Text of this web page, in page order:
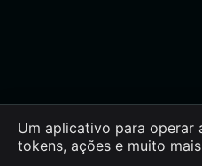
Um aplicativo para operar
tokens, ações e muito mais